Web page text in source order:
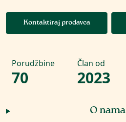
Kontaktiraj prodavca
Porudžbine
70
Član od
2023
O nama